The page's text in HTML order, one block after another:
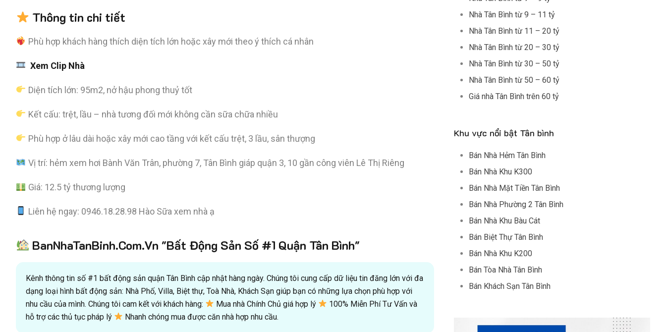
Thông tin chi tiết
Phù hợp khách hàng thích diện tích lớn hoặc xây mới theo ý thích cá nhân
Xem Clip Nhà
Diện tích lớn: 95m2, nở hậu phong thuỷ tốt
Kết cấu: trệt, lầu – nhà tương đối mới không cần sữa chữa nhiều
Phù hợp ở lâu dài hoặc xây mới cao tầng với kết cấu trệt, 3 lầu, sân thượng
Vị trí: hẻm xem hơi Bành Văn Trân, phường 7, Tân Bình giáp quận 3, 10 gần công viên Lê Thị Riêng
Giá: 12.5 tỷ thương lượng
Liên hệ ngay: 0946.18.28.98 Hào Sữa xem nhà ạ
BanNhaTanBinh.Com.Vn "Bất Động Sản Số #1 Quận Tân Bình"
Kênh thông tin số #1 bất động sản quận Tân Bình cập nhật hàng ngày. Chúng tôi cung cấp dữ liệu tin đăng lớn với đa
dạng loại hình bất động sản: Nhà Phố, Villa, Biệt thự, Toà Nhà, Khách Sạn giúp bạn có những lựa chọn phù hợp với
nhu cầu của mình. Chúng tôi cam kết với khách hàng:
Mua nhà Chính Chủ giá hợp lý
100% Miễn Phí Tư Vấn và
hỗ trợ các thủ tục pháp lý
Nhanh chóng mua được căn nhà hợp nhu cầu.
Nhà Tân Bình từ 9 – 11 tỷ
Nhà Tân Bình từ 11 – 20 tỷ
Nhà Tân Bình từ 20 – 30 tỷ
Nhà Tân Bình từ 30 – 50 tỷ
Nhà Tân Bình từ 50 – 60 tỷ
Giá nhà Tân Bình trên 60 tỷ
Khu vực nổi bật Tân bình
Bán Nhà Hẻm Tân Bình
Bán Nhà Khu K300
Bán Nhà Mặt Tiền Tân Bình
Bán Nhà Phường 2 Tân Bình
Bán Nhà Khu Bàu Cát
Bán Biệt Thự Tân Bình
Bán Nhà Khu K200
Bán Tòa Nhà Tân Bình
Bán Khách Sạn Tân Bình